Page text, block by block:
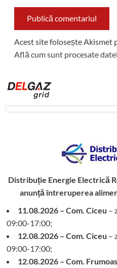
Acest site folosește Akismet
Află cum sunt procesate
Distribuție Energie Electrică
anunță întreruperea
11.08.2026 – Com. Ciceu –
09:00-17:00;
12.08.2026 – Com. Ciceu –
09:00-17:00;
12.08.2026 – Com.